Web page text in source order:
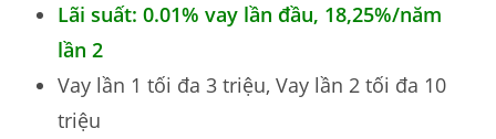
Lãi suất: 0.01% vay lần đầu, 18,25%/năm
lần 2
Vay lần 1 tối đa 3 triệu, Vay lần 2 tối đa 10
triệu